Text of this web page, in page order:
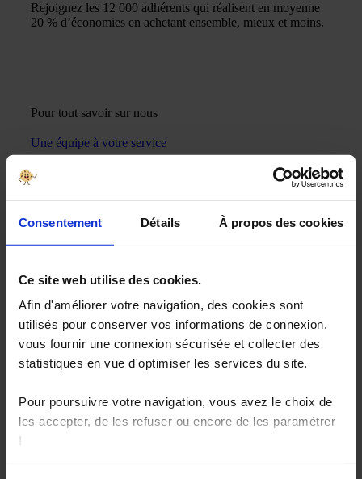
Consentement Détails À propos des cookies
Ce site web utilise des cookies.
Afin d'améliorer votre navigation, des cookies sont
utilisés pour conserver vos informations de connexion,
vous fournir une connexion sécurisée et collecter des
statistiques en vue d'optimiser les services du site.
Pour poursuivre votre navigation, vous avez le choix de
les accepter, de les refuser ou encore de les paramétrer
!
Rejoignez les 12 000 adhérents qui réalisent en moyenne
20 % d’économies en achetant ensemble, mieux et moins.
Pour tout savoir sur nous
Une équipe à votre service
Notre mission & nos engagements
Notre source d'inspiration
On se dit tout
Contactez-nous
Politique de confidentialité